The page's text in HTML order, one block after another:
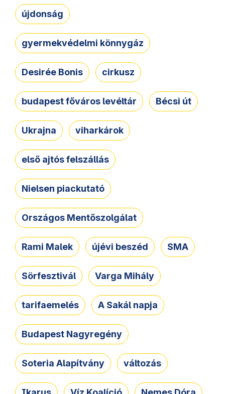
újdonság
gyermekvédelmi könnygáz
Desirée Bonis cirkusz
budapest főváros levéltár Bécsi út
Ukrajna viharkárok
első ajtós felszállás
Nielsen piackutató
Országos Mentőszolgálat
Rami Malek újévi beszéd SMA
Sörfesztivál Varga Mihály
tarifaemelés A Sakál napja
Budapest Nagyregény
Soteria Alapítvány változás